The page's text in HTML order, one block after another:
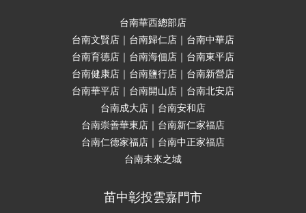
台南華西總部店
台南文賢店｜台南歸仁店｜台南中華店
台南育德店｜台南海佃店｜台南東平店
台南健康店｜台南鹽行店｜台南新營店
台南華平店｜台南開山店｜台南北安店
台南成大店｜台南安和店
台南崇善華東店｜台南新仁家福店
台南仁德家福店｜台南中正家福店
台南未來之城
苗中彰投雲嘉門市